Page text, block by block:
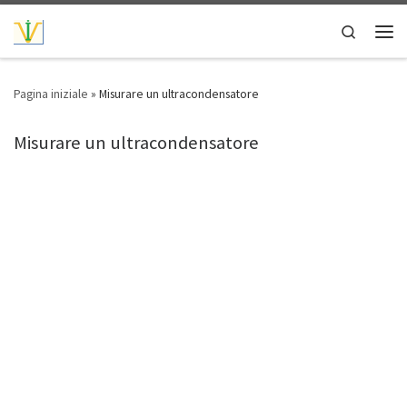
Passa al contenuto
Search
Pagina iniziale » Misurare un ultracondensatore
Misurare un ultracondensatore